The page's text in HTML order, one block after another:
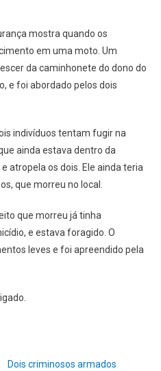
mostra quando os
em uma moto. Um
da caminhonete do dono do
e foi abordado pelos dois
indivíduos tentam fugir na
ainda estava dentro da
atropela os dois. Ele ainda teria
que morreu no local.
que morreu já tinha
e estava foragido. O
leves e foi apreendido pela
Dois criminosos armados